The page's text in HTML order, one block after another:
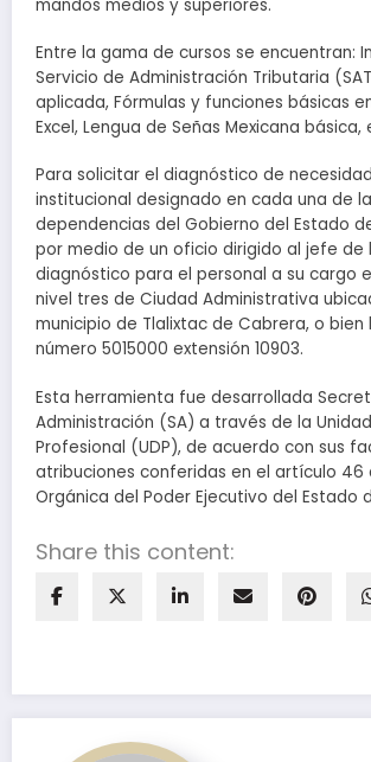
mandos medios y superiores.
Entre la gama de cursos se encuentran:
Servicio de Administración Tributaria
aplicada, Fórmulas y funciones básicas
Excel, Lengua de Señas Mexicana
Para solicitar el diagnóstico de
institucional designado en cada una de
dependencias del Gobierno del Estado
por medio de un oficio dirigido al jefe de
diagnóstico para el personal a su cargo
nivel tres de Ciudad Administrativa
municipio de Tlalixtac de Cabrera, o bien
número 5015000 extensión 10903.
Esta herramienta fue desarrollada
Administración (SA) a través de la
Profesional (UDP), de acuerdo con sus
atribuciones conferidas en el artículo 46
Orgánica del Poder Ejecutivo del Estado
Share this content: